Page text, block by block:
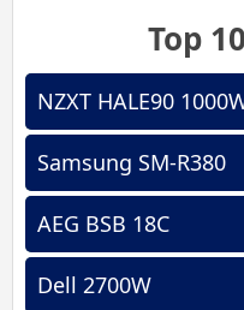
Top
NZXT HALE90
Samsung SM-R380
AEG BSB 18C
Dell 2700W